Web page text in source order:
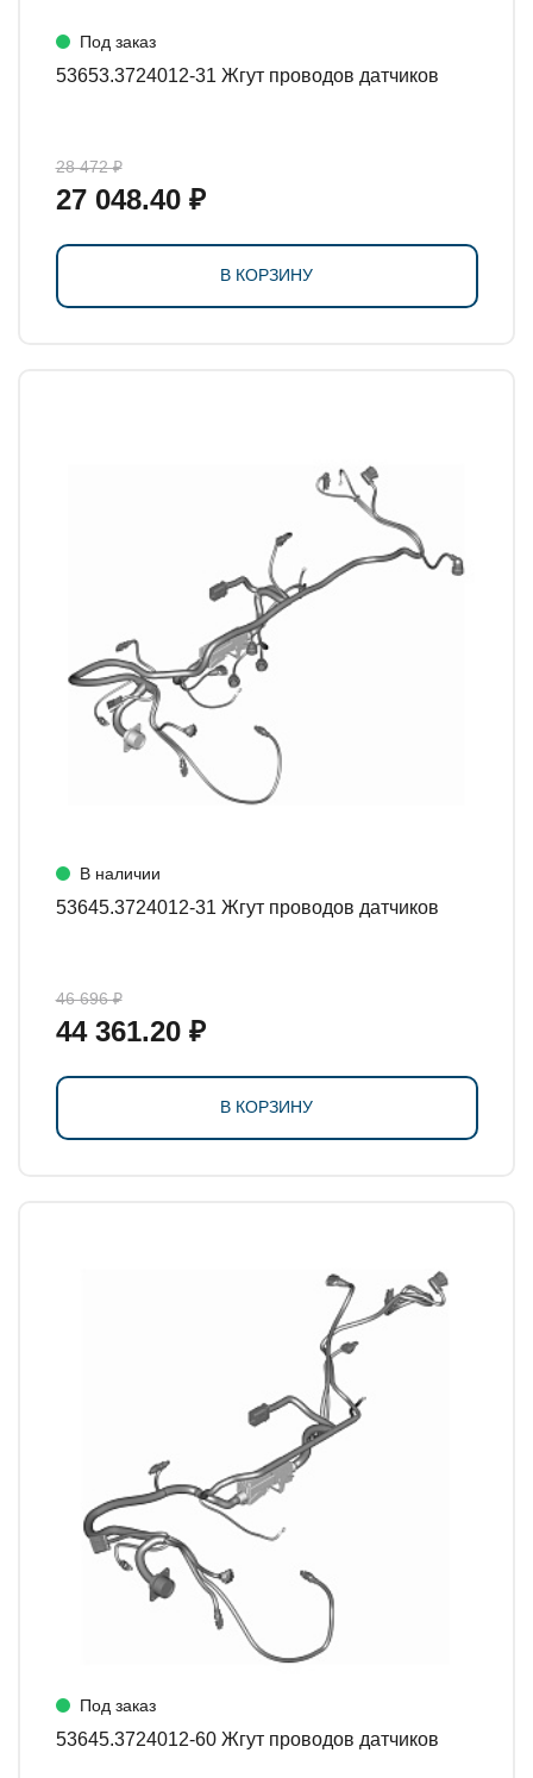
Под заказ
53653.3724012-31 Жгут проводов датчиков
28 472 ₽
27 048.40 ₽
В КОРЗИНУ
В наличии
53645.3724012-31 Жгут проводов датчиков
46 696 ₽
44 361.20 ₽
В КОРЗИНУ
Под заказ
53645.3724012-60 Жгут проводов датчиков